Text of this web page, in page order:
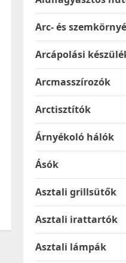
Arc- és
Arcápolási
Arcmasszírozók
Arctisztítók
Árnyékoló hálók
Ásók
Asztali grillsütők
Asztali irattartók
Asztali lámpák